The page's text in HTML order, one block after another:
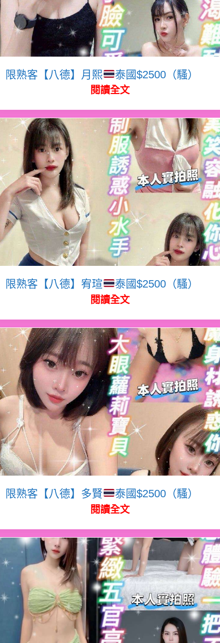
限熟客【八德】月熙 泰國$2500（騷）
閱讀全文
限熟客【八德】宥瑄 泰國$2500（騷）
閱讀全文
限熟客【八德】多賢 泰國$2500（騷）
閱讀全文